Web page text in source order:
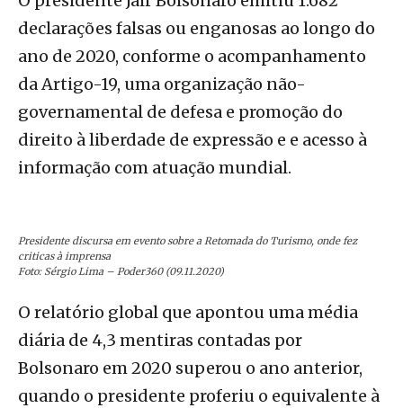
declarações falsas ou enganosas ao longo do
ano de 2020, conforme o acompanhamento
da Artigo-19, uma organização não-
governamental de defesa e promoção do
direito à liberdade de expressão e e acesso à
informação com atuação mundial.
Presidente discursa em evento sobre a Retomada do Turismo, onde fez
criticas à imprensa
Foto: Sérgio Lima – Poder360 (09.11.2020)
O relatório global que apontou uma média
diária de 4,3 mentiras contadas por
Bolsonaro em 2020 superou o ano anterior,
quando o presidente proferiu o equivalente à